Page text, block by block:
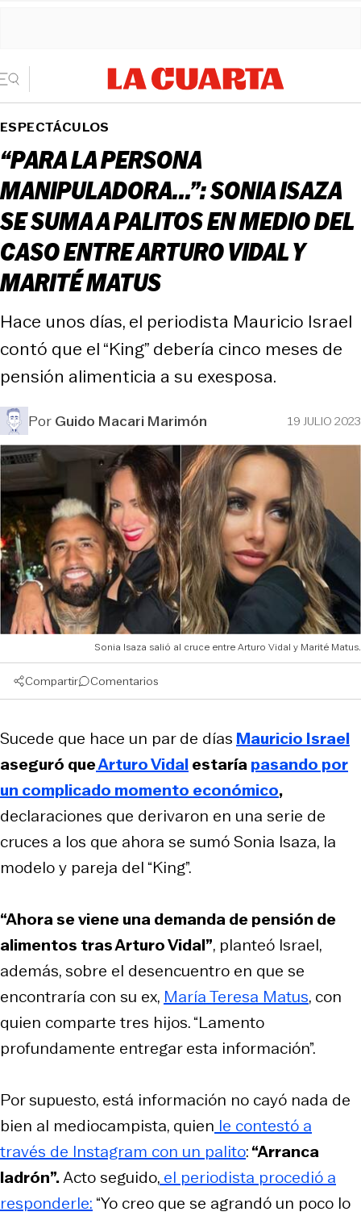
ESPECTÁCULOS
“PARA LA PERSONA
MANIPULADORA...”: SONIA ISAZA
SE SUMA A PALITOS EN MEDIO DEL
CASO ENTRE ARTURO VIDAL Y
MARITÉ MATUS
Hace unos días, el periodista Mauricio Israel
contó que el “King” debería cinco meses de
pensión alimenticia a su exesposa.
PorGuido Macari Marimón 19 JULIO 2023
Sonia Isaza salió al cruce entre Arturo Vidal y Marité Matus.
Compartir Comentarios
Sucede que hace un par de días Mauricio Israel
aseguró queArturo Vidalestaríapasando por
un complicado momento económico,
declaraciones que derivaron en una serie de
cruces a los que ahora se sumó Sonia Isaza, la
modelo y pareja del “King”.
“Ahora se viene una demanda de pensión de
alimentos tras Arturo Vidal”, planteó Israel,
además, sobre el desencuentro en que se
encontraría con su ex, María Teresa Matus, con
quien comparte tres hijos. “Lamento
profundamente entregar esta información”.
Por supuesto, está información no cayó nada de
bien al mediocampista, quien le contestó a
través de Instagram con un palito:“Arranca
ladrón”.Acto seguido, el periodista procedió a
responderle: “Yo creo que se agrandó un poco lo